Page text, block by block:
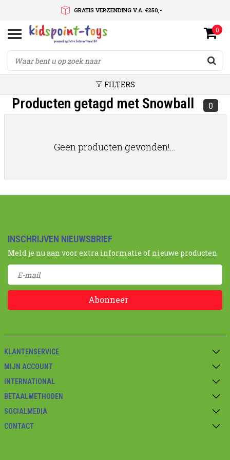
GRATIS VERZENDING V.A. €250,-
SNELLE LEVERTIJD
SERVICE OP MAAT
0
FILTERS
Producten getagd met Snowball 0
Geen producten gevonden!...
INSCHRIJVEN NIEUWSBRIEF
Meld je nu aan voor extra informatie of nieuwe producten
Abonneer
KLANTENSERVICE
MIJN ACCOUNT
INTERNATIONAL
BETAALMETHODEN
SOCIALMEDIA
CONTACT